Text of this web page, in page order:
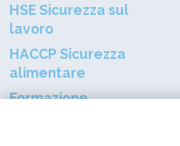
HSE Sicurezza sul
lavoro
HACCP Sicurezza
alimentare
Formazione